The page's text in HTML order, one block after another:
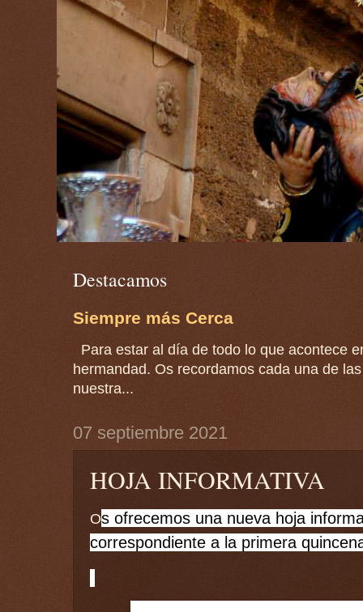
Destacamos
Siempre más Cerca
Para estar al día de todo lo que acontece
hermandad. Os recordamos cada una de
nuestra...
07 septiembre 2021
HOJA INFORMATIVA
Os ofrecemos una nueva hoja
correspondiente a la primera